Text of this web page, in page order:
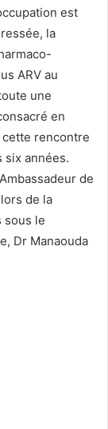
est
la
ARV au
une
en
rencontre
six années.
de
de la
sous le
Dr Manaouda